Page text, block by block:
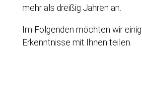
mehr als dreißig Jahren an.
Im Folgenden möchten wir
Erkenntnisse mit Ihnen teilen.